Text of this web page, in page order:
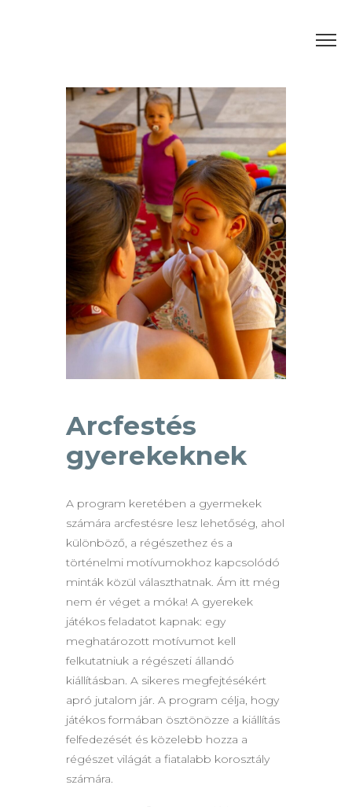
Arcfestés
gyerekeknek
A program keretében a gyermekek
számára arcfestésre lesz lehetőség, ahol
különböző, a régészethez és a
történelmi motívumokhoz kapcsolódó
minták közül választhatnak. Ám itt még
nem ér véget a móka! A gyerekek
játékos feladatot kapnak: egy
meghatározott motívumot kell
felkutatniuk a régészeti állandó
kiállításban. A sikeres megfejtésékért
apró jutalom jár. A program célja, hogy
játékos formában ösztönözze a kiállítás
felfedezését és közelebb hozza a
régészet világát a fiatalabb korosztály
számára.